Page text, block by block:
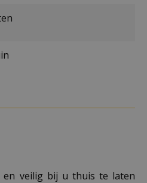
en veilig bij u thuis te laten